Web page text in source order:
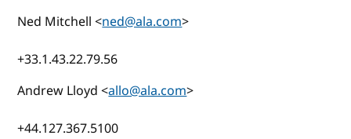
Ned Mitchell <ned@ala.com>
+33.1.43.22.79.56
Andrew Lloyd <allo@ala.com>
+44.127.367.5100